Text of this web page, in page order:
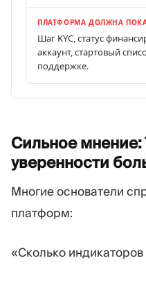
ПЛАТФОРМА ДОЛЖНА
Шаг KYC, статус
аккаунт, стартовый
поддержке.
Сильное мнение:
уверенности
Многие основатели
платформ:
«Сколько